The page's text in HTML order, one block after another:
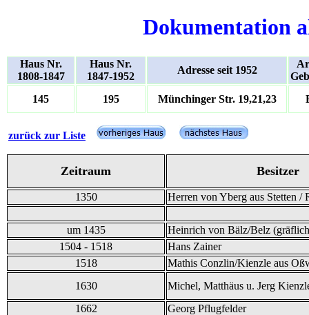
Dokumentation
Haus Nr.
1808-1847
Haus Nr.
1847-1952
Adresse seit 1952
145
195 Münchinger Str. 19,21,23
zurück zur Liste
Zeitraum Besitzer
1350 Herren von Yberg aus Stetten /
um 1435
Heinrich von Bälz/Belz
1504 - 1518
Hans Zainer
1518
Mathis Conzlin/Kienzle aus
1630
Michel, Matthäus u. Jerg
1662
Georg Pflugfelder